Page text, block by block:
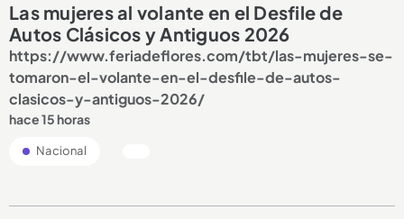
Las mujeres al volante en el Desfile de
Autos Clásicos y Antiguos 2026
https://www.feriadeflores.com/tbt/las-mujeres-se-
tomaron-el-volante-en-el-desfile-de-autos-
clasicos-y-antiguos-2026/
hace 15 horas
Nacional